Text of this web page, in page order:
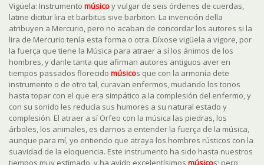
Vigüela: Instrumento músicoy vulgar de seis órdenes de cuerdas,
latine dicitur lira et barbitus sive barbiton. La invención della
atribuyen a Mercurio, pero no acaban de concordar los autores si la
lira de Mercurio tenía esta forma o otra. Díxose vigüela a vigore, por
la fuerça que tiene la Música para atraer a sí los ánimos de los
hombres, y danle tanta que afirman autores antiguos aver en
tiempos passados florecido músicos que con la armonía dete
instrumento o de otro tal, curavan enfermos, mudando los tonos
hasta topar con el que era simpático a la complesión del enfermo, y
con su sonido les reducía sus humores a su natural estado y
complesión. El atraer a sí Orfeo con la música las piedras, los
árboles, los animales, es darnos a entender la fuerça de la música,
aunque para mí, yo entiendo que atraya los hombres rústicos con la
suavidad de la eloquencia. Este instrumento ha sido hasta nuestros
tiempos muy estimado, y ha avido excelentísimos músicos; pero